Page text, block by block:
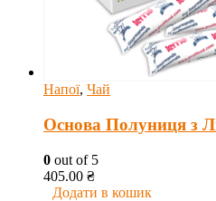
Напої, Чай
Основа Полуниця з
0 out of 5
405.00 ₴
Додати в кошик